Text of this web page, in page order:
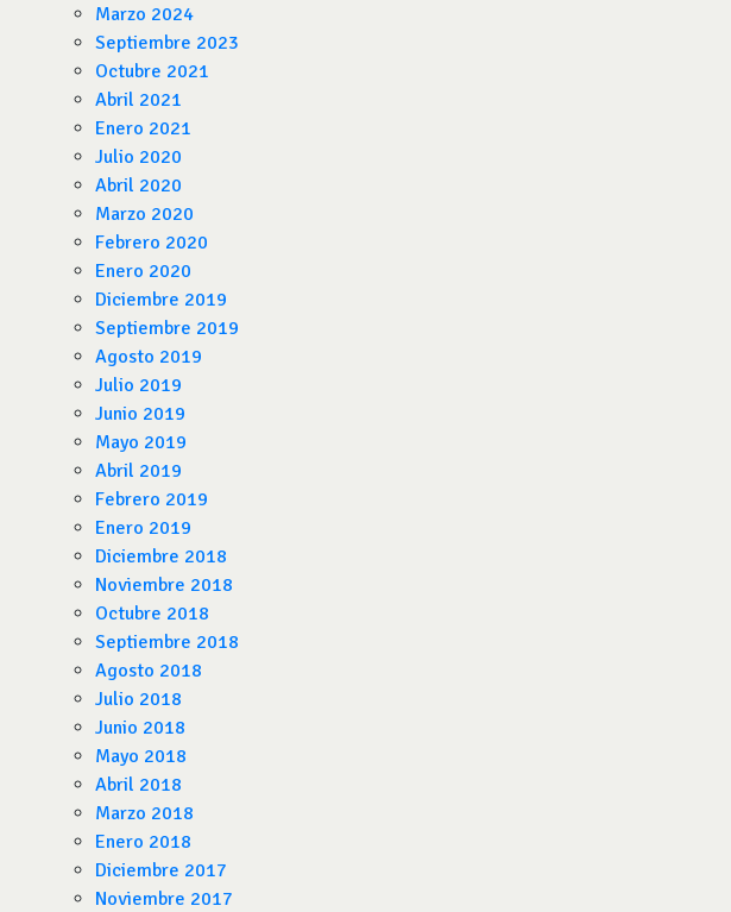
Marzo 2024
Septiembre 2023
Octubre 2021
Abril 2021
Enero 2021
Julio 2020
Abril 2020
Marzo 2020
Febrero 2020
Enero 2020
Diciembre 2019
Septiembre 2019
Agosto 2019
Julio 2019
Junio 2019
Mayo 2019
Abril 2019
Febrero 2019
Enero 2019
Diciembre 2018
Noviembre 2018
Octubre 2018
Septiembre 2018
Agosto 2018
Julio 2018
Junio 2018
Mayo 2018
Abril 2018
Marzo 2018
Enero 2018
Diciembre 2017
Noviembre 2017